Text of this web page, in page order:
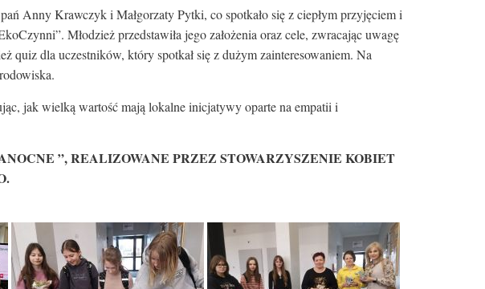
Anny Krawczyk i Małgorzaty Pytki, co spotkało się z ciepłym przyjęciem i
Młodzież przedstawiła jego założenia oraz cele, zwracając uwagę
quiz dla uczestników, który spotkał się z dużym zainteresowaniem. Na
jak wielką wartość mają lokalne inicjatywy oparte na empatii i
”, REALIZOWANE PRZEZ STOWARZYSZENIE KOBIET